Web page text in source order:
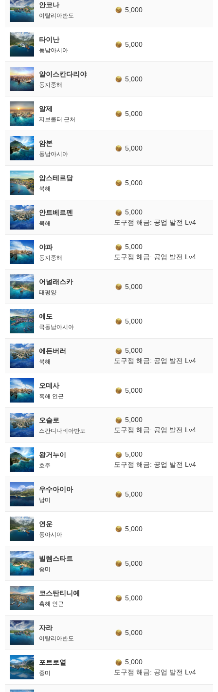
안코나
이탈리아반도
5,000
타이난
동남아시아
5,000
알이스칸다리야
동지중해
5,000
알제
지브롤터 근처
5,000
암본
동남아시아
5,000
암스테르담
북해
5,000
안트베르펜
북해
5,000
도구점 해금: 공업 발전 Lv4
야파
동지중해
5,000
도구점 해금: 공업 발전 Lv4
어널래스카
태평양
5,000
에도
극동남아시아
5,000
에든버러
북해
5,000
도구점 해금: 공업 발전 Lv4
오데사
흑해 인근
5,000
오슬로
스칸디나비아반도
5,000
도구점 해금: 공업 발전 Lv4
왕거누이
호주
5,000
도구점 해금: 공업 발전 Lv4
우수아이아
남미
5,000
연운
동아시아
5,000
빌렘스타트
중미
5,000
코스탄티니예
흑해 인근
5,000
자라
이탈리아반도
5,000
포트로열
중미
5,000
도구점 해금: 공업 발전 Lv4